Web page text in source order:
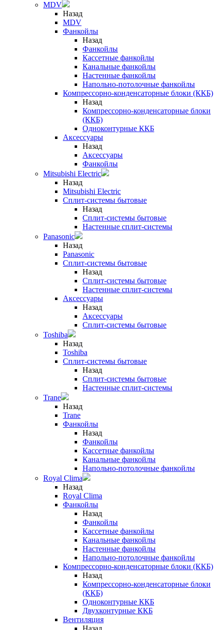
MDV
Назад
MDV
Фанкойлы
Назад
Фанкойлы
Кассетные фанкойлы
Канальные фанкойлы
Настенные фанкойлы
Напольно-потолочные фанкойлы
Компрессорно-конденсаторные блоки (ККБ)
Назад
Компрессорно-конденсаторные блоки
(ККБ)
Одноконтурные ККБ
Аксессуары
Назад
Аксессуары
Фанкойлы
Mitsubishi Electric
Назад
Mitsubishi Electric
Сплит-системы бытовые
Назад
Сплит-системы бытовые
Настенные сплит-системы
Panasonic
Назад
Panasonic
Сплит-системы бытовые
Назад
Сплит-системы бытовые
Настенные сплит-системы
Аксессуары
Назад
Аксессуары
Сплит-системы бытовые
Toshiba
Назад
Toshiba
Сплит-системы бытовые
Назад
Сплит-системы бытовые
Настенные сплит-системы
Trane
Назад
Trane
Фанкойлы
Назад
Фанкойлы
Кассетные фанкойлы
Канальные фанкойлы
Напольно-потолочные фанкойлы
Royal Clima
Назад
Royal Clima
Фанкойлы
Назад
Фанкойлы
Кассетные фанкойлы
Канальные фанкойлы
Настенные фанкойлы
Напольно-потолочные фанкойлы
Компрессорно-конденсаторные блоки (ККБ)
Назад
Компрессорно-конденсаторные блоки
(ККБ)
Одноконтурные ККБ
Двухконтурные ККБ
Вентиляция
Назад